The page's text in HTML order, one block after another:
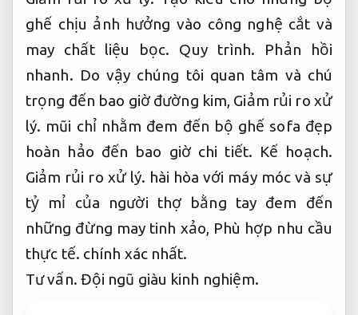
ghế chịu ảnh hưởng vào công nghệ cắt và
may chất liệu bọc. Quy trình.
Phản hồi
nhanh. Do vậy chúng tôi quan tâm và chú
trọng đến bao giờ đường kim, Giảm rủi ro xử
lý. mũi chỉ nhằm đem đến bộ ghế sofa đẹp
hoàn hảo đến bao giờ chi tiết. Kế hoạch.
Giảm rủi ro xử lý. hài hòa với máy móc và sự
tỷ mỉ của người thợ bằng tay đem đến
những đừng may tinh xảo, Phù hợp nhu cầu
thực tế. chính xác nhất.
Tư vấn. Đội ngũ giàu kinh nghiệm.